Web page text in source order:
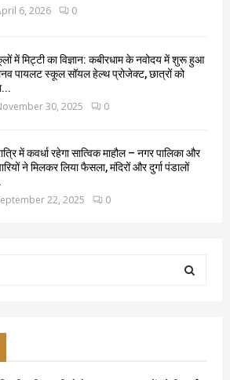
6, 2026 0
में मिट्टी का विज्ञान: कबीरधाम के नवोदय में शुरू हुआ
पायलट स्कूल सॉयल हेल्थ प्रोजेक्ट, छात्रों को
30, 2025 0
में कवर्धा रहेगा सात्विक माहौल – नगर पालिका और
ने मिलकर लिया फैसला, मंदिरों और दुर्गा पंडालों
22, 2025 0